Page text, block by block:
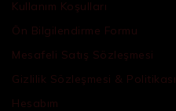
Kullanım Koşulları
Ön Bilgilendirme Formu
Mesafeli Satış Sözleşmesi
Gizlilik Sözleşmesi & Politikası
Hesabım